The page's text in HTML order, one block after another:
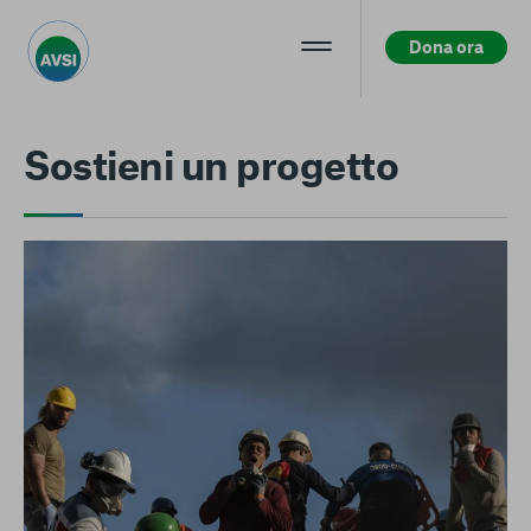
cookie vengono utilizzati per mostrare pubblicità che risulti
interessante per l’utente quando visita i siti Web e le app di
terzi. Qui sono disponibili tutte le informazioni sui cookie che
utilizziamo e sarà possibile attivarli e/o disattivarli secondo
le proprie preferenze, salvo i Cookie strettamente necessari
per il funzionamento della Piattaforma. È importante tenere
Dona ora
Sostieni un progetto